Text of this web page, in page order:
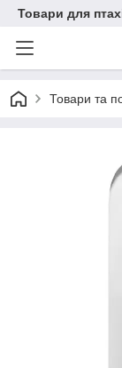
Товари для
Товари та